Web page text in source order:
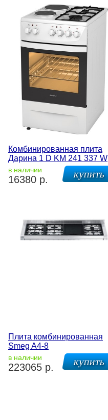
Комбинированная плита
Дарина 1 D KM 241 337 W
в наличии
16380 р.
Плита комбинированная
Smeg A4-8
в наличии
223065 р.